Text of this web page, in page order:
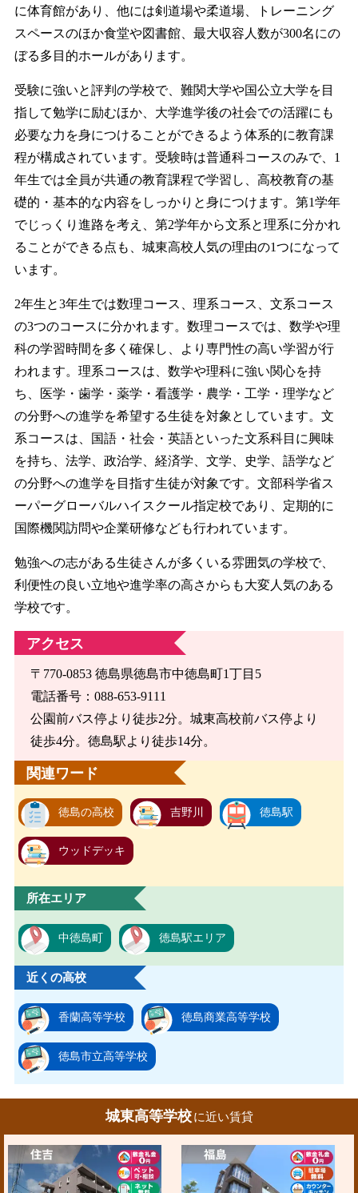
に体育館があり、他には剣道場や柔道場、トレーニング
スペースのほか食堂や図書館、最大収容人数が300名にの
ぼる多目的ホールがあります。
受験に強いと評判の学校で、難関大学や国公立大学を目
指して勉学に励むほか、大学進学後の社会での活躍にも
必要な力を身につけることができるよう体系的に教育課
程が構成されています。受験時は普通科コースのみで、1
年生では全員が共通の教育課程で学習し、高校教育の基
礎的・基本的な内容をしっかりと身につけます。第1学年
でじっくり進路を考え、第2学年から文系と理系に分かれ
ることができる点も、城東高校人気の理由の1つになって
います。
2年生と3年生では数理コース、理系コース、文系コース
の3つのコースに分かれます。数理コースでは、数学や理
科の学習時間を多く確保し、より専門性の高い学習が行
われます。理系コースは、数学や理科に強い関心を持
ち、医学・歯学・薬学・看護学・農学・工学・理学など
の分野への進学を希望する生徒を対象としています。文
系コースは、国語・社会・英語といった文系科目に興味
を持ち、法学、政治学、経済学、文学、史学、語学など
の分野への進学を目指す生徒が対象です。文部科学省ス
ーパーグローバルハイスクール指定校であり、定期的に
国際機関訪問や企業研修なども行われています。
勉強への志がある生徒さんが多くいる雰囲気の学校で、
利便性の良い立地や進学率の高さからも大変人気のある
学校です。
アクセス
〒770-0853 徳島県徳島市中徳島町1丁目5
電話番号：088-653-9111
公園前バス停より徒歩2分。城東高校前バス停より
徒歩4分。徳島駅より徒歩14分。
関連ワード
徳島の高校 吉野川 徳島駅
ウッドデッキ
所在エリア
中徳島町 徳島駅エリア
近くの高校
香蘭高等学校 徳島商業高等学校
徳島市立高等学校
城東高等学校 に近い賃貸